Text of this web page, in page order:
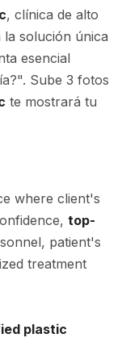
, clínica de alto
la solución única
esencial
Sube 3 fotos
te mostrará tu
where client's
top-
patient's
treatment
plastic